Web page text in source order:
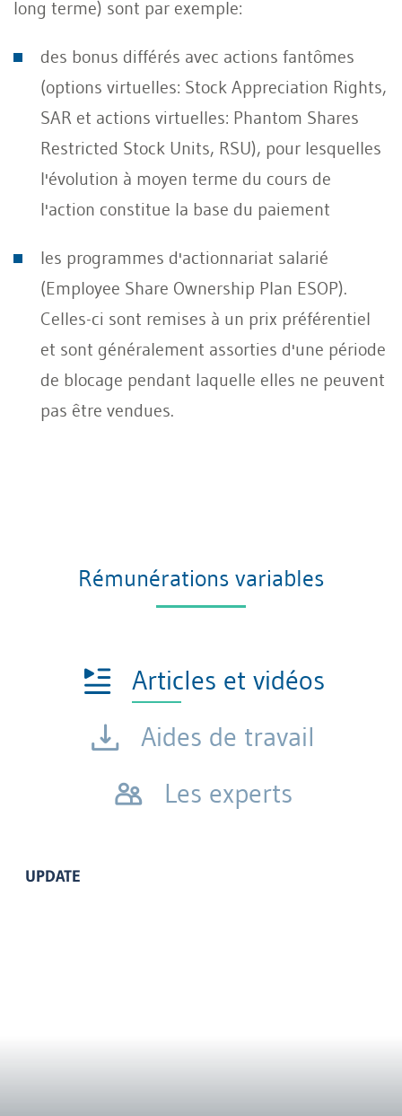
long terme) sont par exemple:
des bonus différés avec actions fantômes
(options virtuelles: Stock Appreciation Rights,
SAR et actions virtuelles: Phantom Shares
Restricted Stock Units, RSU), pour lesquelles
l'évolution à moyen terme du cours de
l'action constitue la base du paiement
les programmes d'actionnariat salarié
(Employee Share Ownership Plan ESOP).
Celles-ci sont remises à un prix préférentiel
et sont généralement assorties d'une période
de blocage pendant laquelle elles ne peuvent
pas être vendues.
Rémunérations variables
Articles et vidéos
Aides de travail
Les experts
UPDATE